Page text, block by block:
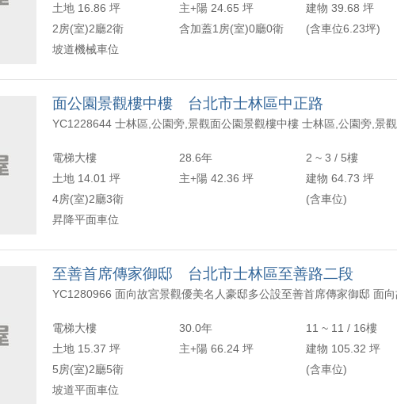
土地 16.86 坪
主+陽 24.65 坪
建物 39.68 坪
2房(室)2廳2衛
含加蓋1房(室)0廳0衛
(含車位6.23坪)
坡道機械車位
面公園景觀樓中樓 台北市士林區中正路
YC1228644 士林區,公園旁,景觀面公園景觀樓中樓 士林區,公園旁,景觀
電梯大樓 28.6年
2 ~ 3 / 5樓
土地 14.01 坪
主+陽 42.36 坪
建物 64.73 坪
4房(室)2廳3衛
(含車位)
昇降平面車位
至善首席傳家御邸 台北市士林區至善路二段
電梯大樓 30.0年
11 ~ 11 / 16樓
土地 15.37 坪
主+陽 66.24 坪
建物 105.32 坪
5房(室)2廳5衛
(含車位)
坡道平面車位